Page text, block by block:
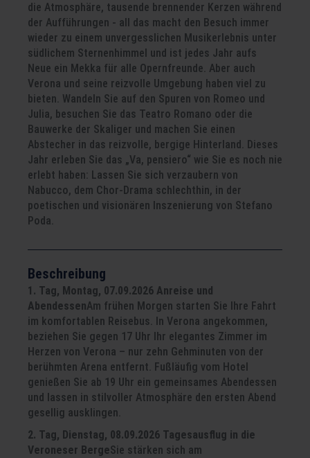
die Atmosphäre, tausende brennender Kerzen während
der Aufführungen - all das macht den Besuch immer
wieder zu einem unvergesslichen Musikerlebnis unter
südlichem Sternenhimmel und ist jedes Jahr aufs
Neue ein Mekka für alle Opernfreunde. Aber auch
Verona und seine reizvolle Umgebung haben viel zu
bieten. Wandeln Sie auf den Spuren von Romeo und
Julia, besuchen Sie das Teatro Romano oder die
Bauwerke der Skaliger und machen Sie einen
Abstecher in das reizvolle, bergige Hinterland. Dieses
Jahr erleben Sie das „Va, pensiero“ wie Sie es noch nie
erlebt haben: Lassen Sie sich verzaubern von
Nabucco, dem Chor-Drama schlechthin, in der
poetischen und visionären Inszenierung von Stefano
Poda.
Beschreibung
1. Tag, Montag, 07.09.2026 Anreise und
AbendessenAm frühen Morgen starten Sie Ihre Fahrt
im komfortablen Reisebus. In Verona angekommen,
beziehen Sie gegen 17 Uhr Ihr elegantes Zimmer im
Herzen von Verona – nur zehn Gehminuten von der
berühmten Arena entfernt. Fußläufig vom Hotel
genießen Sie ab 19 Uhr ein gemeinsames Abendessen
und lassen in stilvoller Atmosphäre den ersten Abend
gesellig ausklingen.
2. Tag, Dienstag, 08.09.2026 Tagesausflug in die
Veroneser BergeSie stärken sich am